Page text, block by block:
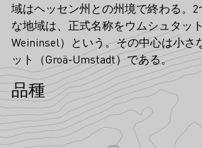
域はヘッセン州との州境で終わる。
な地域は、正式名称をウムシュタッ
Weininsel）という。その中心は小さ
ット（Groä-Umstadt）である。
品種